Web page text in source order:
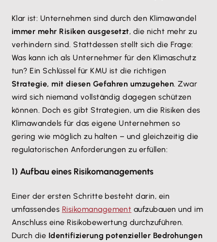
Klar ist: Unternehmen sind durch den Klimawandel
immer mehr Risiken ausgesetzt, die nicht mehr zu
verhindern sind. Stattdessen stellt sich die Frage:
Was kann ich als Unternehmer für den Klimaschutz
tun? Ein Schlüssel für KMU ist die richtigen
Strategie, mit diesen Gefahren umzugehen. Zwar
wird sich niemand vollständig dagegen schützen
können. Doch es gibt Strategien, um die Risiken des
Klimawandels für das eigene Unternehmen so
gering wie möglich zu halten – und gleichzeitig die
regulatorischen Anforderungen zu erfüllen:
1) Aufbau eines Risikomanagements
Einer der ersten Schritte besteht darin, ein
umfassendes Risikomanagement aufzubauen und im
Anschluss eine Risikobewertung durchzuführen.
Durch die Identifizierung potenzieller Bedrohungen